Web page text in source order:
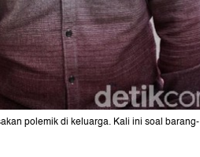
polemik di keluarga. Kali ini soal barang-